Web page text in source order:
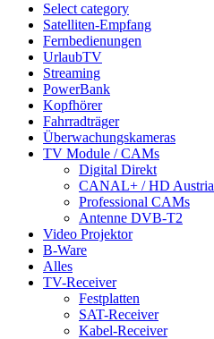
Select category
Satelliten-Empfang
Fernbedienungen
UrlaubTV
Streaming
PowerBank
Kopfhörer
Fahrradträger
Überwachungskameras
TV Module / CAMs
Digital Direkt
CANAL+ / HD Austria
Professional CAMs
Antenne DVB-T2
Video Projektor
B-Ware
Alles
TV-Receiver
Festplatten
SAT-Receiver
Kabel-Receiver